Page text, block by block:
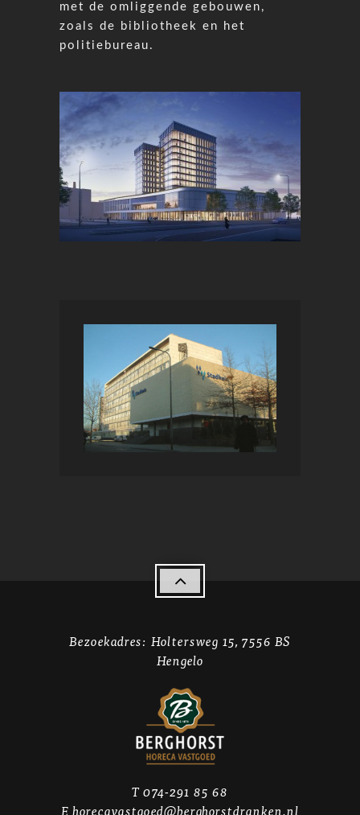
met de omliggende gebouwen,
zoals de bibliotheek en het
politiebureau.

Bezoekadres: Holtersweg 15, 7556 BS
Hengelo
T 074-291 85 68
E horecavastgoed@berghorstdranken.nl